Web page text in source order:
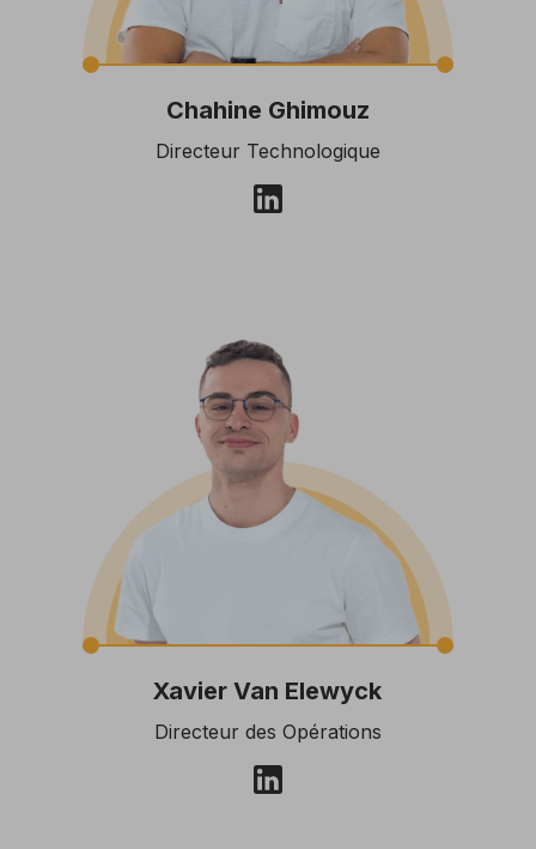
Chahine Ghimouz
Directeur Technologique
Xavier Van Elewyck
Directeur des Opérations